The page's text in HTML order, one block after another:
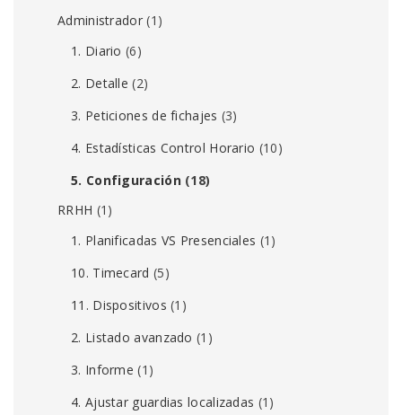
Administrador(1)
1. Diario (6)
2. Detalle (2)
3. Peticiones de fichajes (3)
4. Estadísticas Control Horario (10)
5. Configuración(18)
RRHH (1)
1. Planificadas VS Presenciales (1)
10. Timecard (5)
11. Dispositivos (1)
2. Listado avanzado (1)
3. Informe (1)
4. Ajustar guardias localizadas (1)